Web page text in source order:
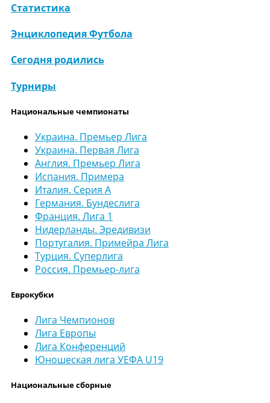
Статистика
Энциклопедия Футбола
Сегодня родились
Турниры
Национальные чемпионаты
Украина. Премьер Лига
Украина. Первая Лига
Англия. Премьер Лига
Испания. Примера
Италия. Серия А
Германия. Бундеслига
Франция. Лига 1
Нидерланды. Эредивизи
Португалия. Примейра Лига
Турция. Суперлига
Россия. Премьер-лига
Еврокубки
Лига Чемпионов
Лига Европы
Лига Конференций
Юношеская лига УЕФА U19
Национальные сборные